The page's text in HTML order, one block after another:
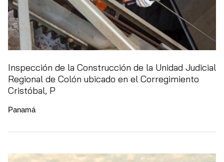
Inspección de la Construcción de la Unidad Judicial
Regional de Colón ubicado en el Corregimiento
Cristóbal, P
Panamá